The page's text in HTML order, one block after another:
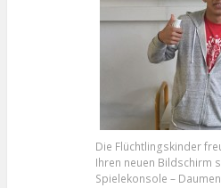
Die Flüchtlingskinder
Ihren neuen Bildschirm
Spielekonsole –